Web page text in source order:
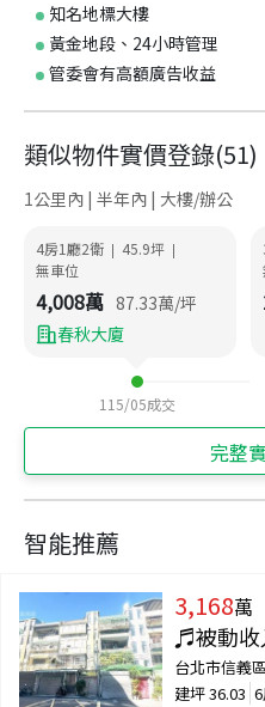
知名地標大樓
黃金地段、24小時管理
管委會有高額廣告收益
類似物件實價登錄(51)
1公里內 | 半年內 | 大樓/辦公
4房1廳2衛 | 45.9坪 |
無車位
4,008萬 87.33萬/坪
春秋大廈
115/05成交
完整
智能推薦
3,168萬
♬被動
台北市信義
建坪36.03